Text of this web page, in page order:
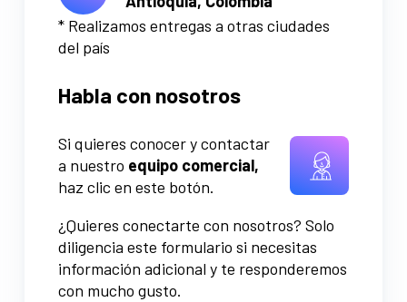
* Realizamos entregas a otras ciudades
del país
Habla con nosotros
Si quieres conocer y contactar
a nuestro equipo comercial,
haz clic en este botón.
¿Quieres conectarte con nosotros? Solo
diligencia este formulario si necesitas
información adicional y te responderemos
con mucho gusto.